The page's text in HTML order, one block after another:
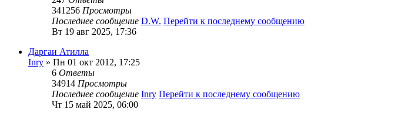
341256 Просмотры
Последнее сообщение D.W. Перейти к последнему сообщению
Вт 19 авг 2025, 17:36
Даргаи Атилла
Inry » Пн 01 окт 2012, 17:25
6 Ответы
34914 Просмотры
Последнее сообщение Inry Перейти к последнему сообщению
Чт 15 май 2025, 06:00